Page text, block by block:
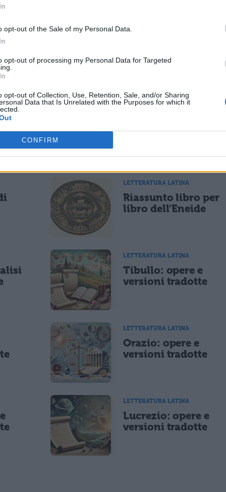
opt-out of the Sale of my Personal Data.
opt-out of processing my Personal Data for Targeted
opt-out of Collection, Use, Retention, Sale, and/or Sharing
Data that Is Unrelated with the Purposes for which it
CONFIRM
nel campo, Caino si lanciò contro Abele
a Caino : dove è Abele tuo fratello? quello
il custode di mio fratello. E disse a quello: cosa
fratello grida a me dalla terra; per questo tu
ha aperto la sua bocca per ricevere dalla tua
non ti darà i suoi frutti, ramingo e fuggiasco
LETTERATURA LATINA
Riassunto libro per
libro dell'Eneide
LETTERATURA LATINA
Tibullo: opere e
versioni tradotte
LETTERATURA LATINA
Orazio: opere e
versioni tradotte
LETTERATURA LATINA
Lucrezio: opere e
versioni tradotte